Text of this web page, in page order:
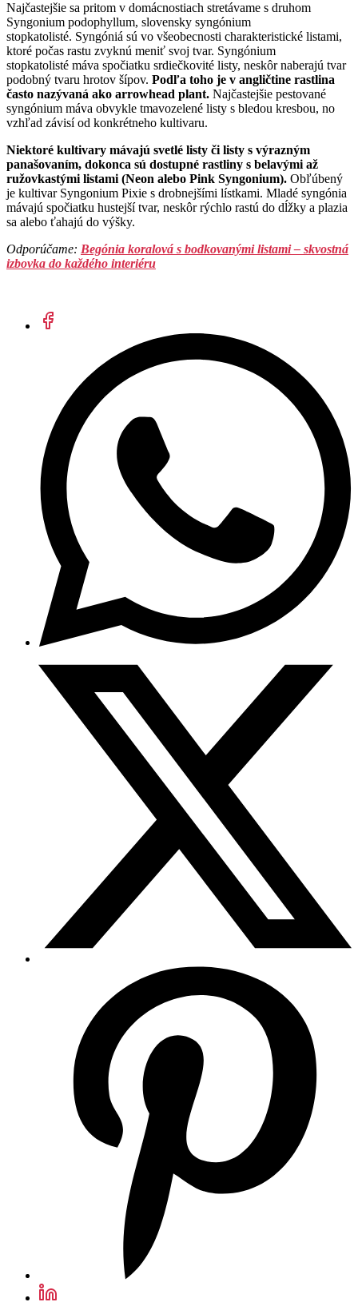
Najčastejšie sa pritom v domácnostiach stretávame s druhom
Syngonium podophyllum, slovensky syngónium
stopkatolisté. Syngóniá sú vo všeobecnosti charakteristické listami,
ktoré počas rastu zvyknú meniť svoj tvar. Syngónium
stopkatolisté máva spočiatku srdiečkovité listy, neskôr naberajú tvar
podobný tvaru hrotov šípov. Podľa toho je v angličtine rastlina
často nazývaná ako arrowhead plant. Najčastejšie pestované
syngónium máva obvykle tmavozelené listy s bledou kresbou, no
vzhľad závisí od konkrétneho kultivaru.
Niektoré kultivary mávajú svetlé listy či listy s výrazným
panašovaním, dokonca sú dostupné rastliny s belavými až
ružovkastými listami (Neon alebo Pink Syngonium). Obľúbený
je kultivar Syngonium Pixie s drobnejšími lístkami. Mladé syngónia
mávajú spočiatku hustejší tvar, neskôr rýchlo rastú do dĺžky a plazia
sa alebo ťahajú do výšky.
Odporúčame: Begónia koralová s bodkovanými listami – skvostná
izbovka do každého interiéru